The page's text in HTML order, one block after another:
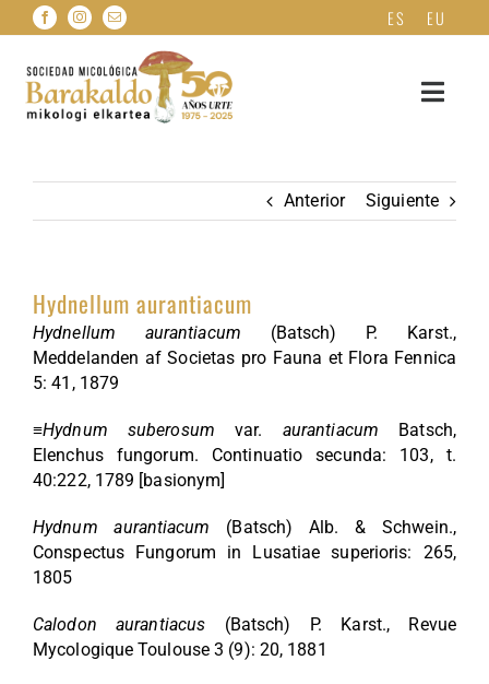
Saltar
al
contenido
ES EU
Toggle
QUIENES SOMOS
HAZTE SOCIO
FICHAS MICOLÓGICAS
HERBARIO DE HONGOS
PUBLICACIONES
BLOG
Anterior Siguiente
Hydnellum aurantiacum
Hydnellum aurantiacum (Batsch) P. Karst.,
Meddelanden af Societas pro Fauna et Flora Fennica
5: 41, 1879
≡Hydnum suberosum var. aurantiacum Batsch,
Elenchus fungorum. Continuatio secunda: 103, t.
40:222, 1789 [basionym]
Hydnum aurantiacum (Batsch) Alb. & Schwein.,
Conspectus Fungorum in Lusatiae superioris: 265,
1805
Calodon aurantiacus (Batsch) P. Karst., Revue
Mycologique Toulouse 3 (9): 20, 1881